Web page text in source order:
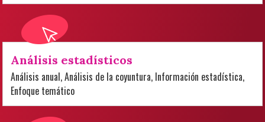
Análisis estadísticos
Análisis anual, Análisis de la coyuntura, Información estadística,
Enfoque temático